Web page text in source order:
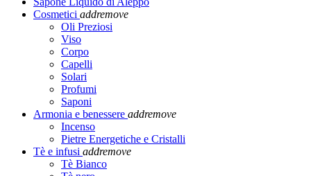
Cosmetici addremove
Oli Preziosi
Viso
Corpo
Capelli
Solari
Profumi
Saponi
Armonia e benessere addremove
Incenso
Pietre Energetiche e Cristalli
Tè e infusi addremove
Tè Bianco